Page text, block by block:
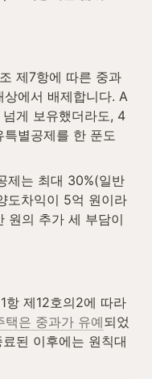
제7항에 따른 중과
에서 배제합니다. A
게 보유했더라도, 4
별공제를 한 푼도
제는 최대 30%(일반
도차익이 5억 원이라
원의 추가 세 부담이
은 중과가 유예되었
된 이후에는 원칙대